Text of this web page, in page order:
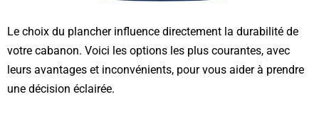
Le choix du plancher influence directement la durabilité de
votre cabanon. Voici les options les plus courantes, avec
leurs avantages et inconvénients, pour vous aider à prendre
une décision éclairée.